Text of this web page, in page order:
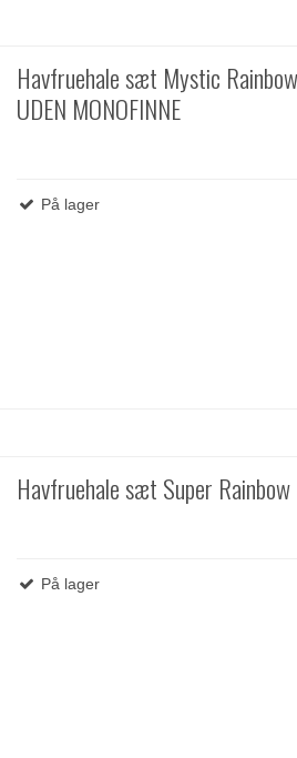
Havfruehale sæt Mystic
UDEN MONOFINNE
På lager
Havfruehale sæt Super Rainbow
På lager